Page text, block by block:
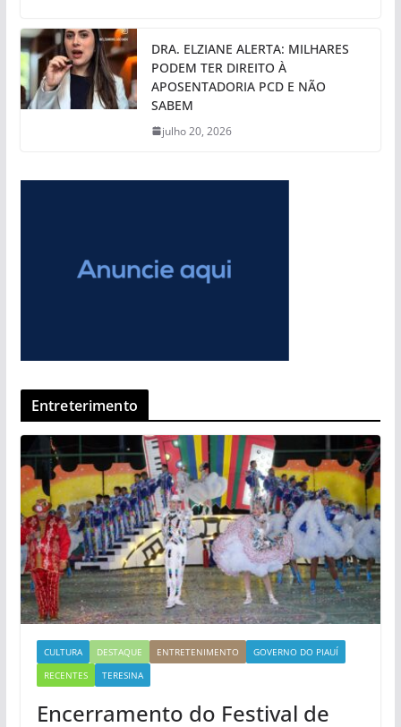
DRA. ELZIANE ALERTA: MILHARES
PODEM TER DIREITO À
APOSENTADORIA PCD E NÃO
SABEM
julho 20, 2026
Entreterimento
CULTURA DESTAQUE ENTRETENIMENTO
GOVERNO DO PIAUÍ
RECENTES
TERESINA
Encerramento do Festival de